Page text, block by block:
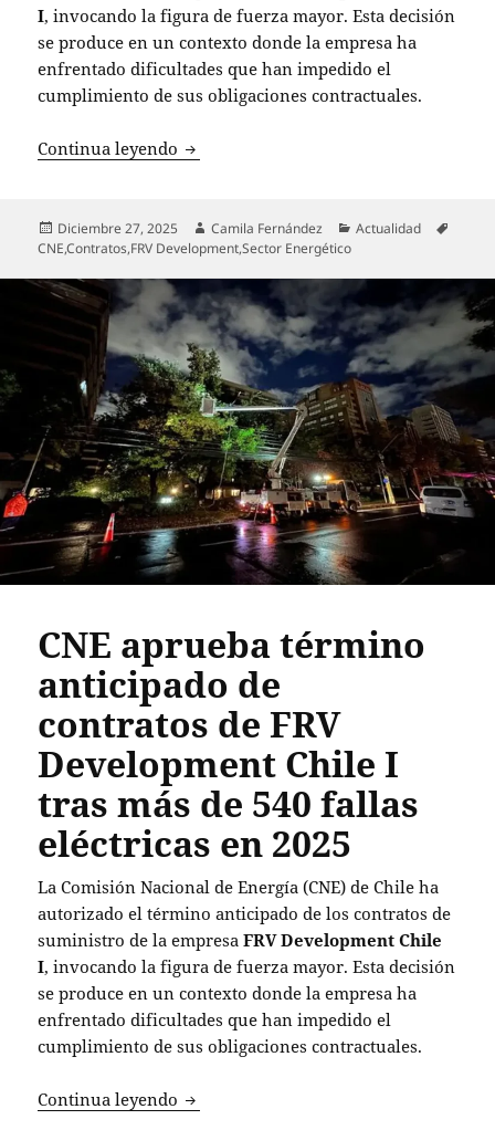
I, invocando la figura de fuerza mayor. Esta decisión
se produce en un contexto donde la empresa ha
enfrentado dificultades que han impedido el
cumplimiento de sus obligaciones contractuales.
Continua leyendo SEC realiza inspección en obras de
Publicado
el
Diciembre 27, 2025 Autor
Camila Fernández Categorías
Actualidad
CNE,Contratos,FRV Development,Sector Energético
CNE aprueba término
anticipado de
contratos de FRV
Development Chile I
tras más de 540 fallas
eléctricas en 2025
La Comisión Nacional de Energía (CNE) de Chile ha
autorizado el término anticipado de los contratos de
suministro de la empresaFRV Development Chile
I, invocando la figura de fuerza mayor. Esta decisión
se produce en un contexto donde la empresa ha
enfrentado dificultades que han impedido el
cumplimiento de sus obligaciones contractuales.
Continua leyendo CNE aprueba término anticipado de